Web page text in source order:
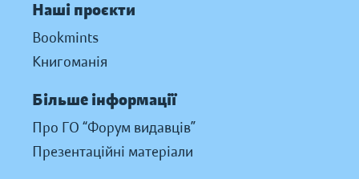
Наші проєкти
Bookmints
Книгоманія
Більше інформації
Про ГО “Форум видавців”
Презентаційні матеріали